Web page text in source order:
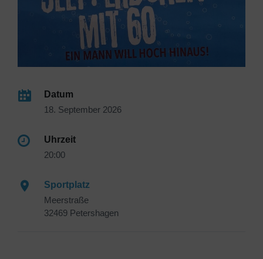
Datum
18. September 2026
Uhrzeit
20:00
Sportplatz
Meerstraße
32469 Petershagen